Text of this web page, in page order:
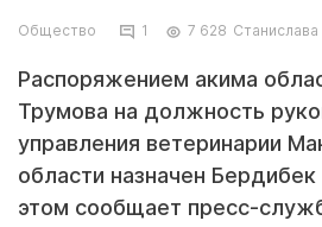
Общество 1 7 628 Станислава
Распоряжением акима
Трумова на должность
управления ветеринарии
области назначен
этом сообщает пресс-